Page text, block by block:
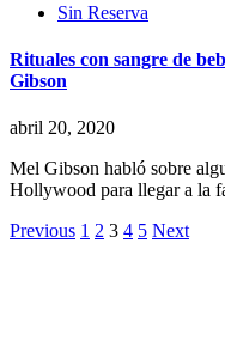
Sin Reserva
Rituales con sangre de
Gibson
abril 20, 2020
Mel Gibson habló sobre
Hollywood para llegar a la
Paginación
Previous 1 2 3 4 5 Next